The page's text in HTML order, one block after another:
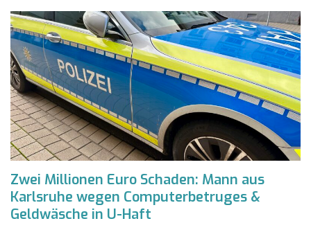
Zwei Millionen Euro Schaden: Mann aus
Karlsruhe wegen Computerbetruges &
Geldwäsche in U-Haft